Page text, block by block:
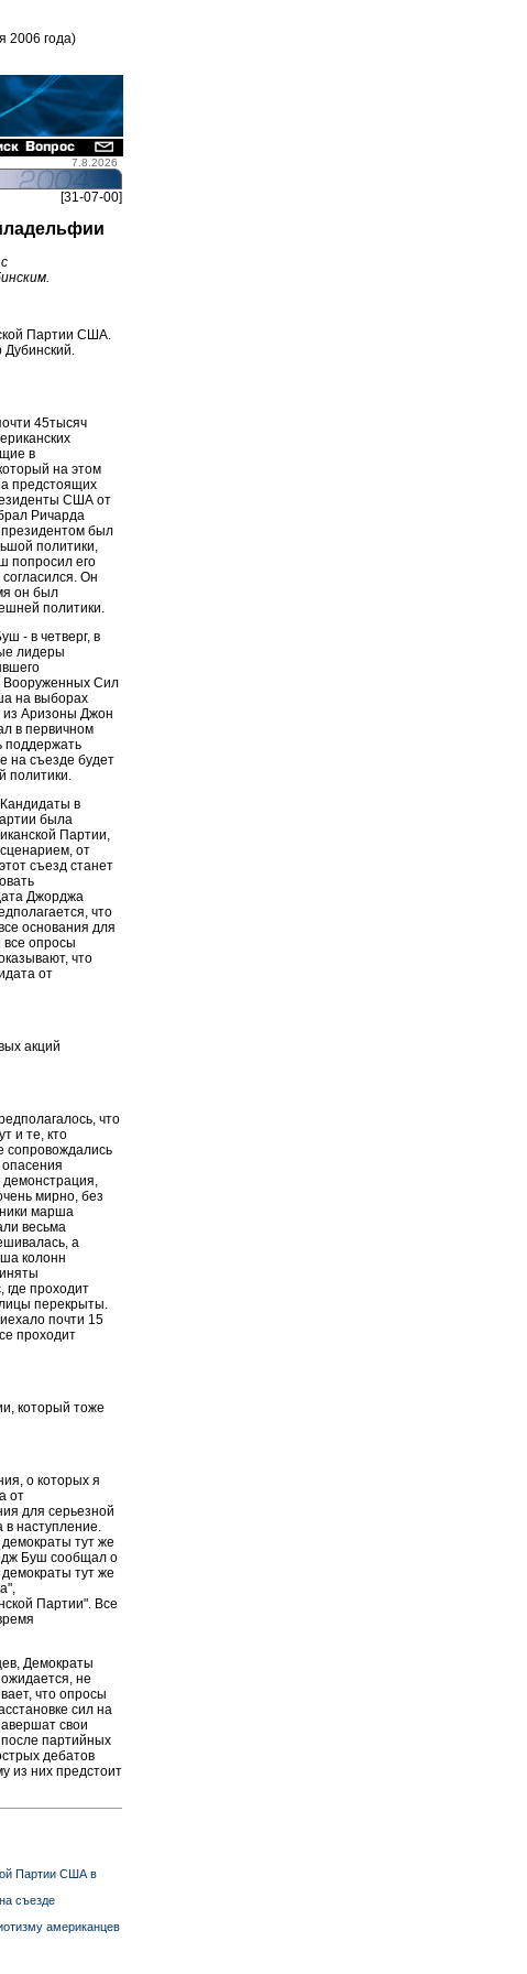
2006 года)
7.8.2026
[31-07-00]
Партии США.
45тысяч
в
на этом
предстоящих
США от
Ричарда
был
политики,
попросил его
Он
он был
политики.
- в четверг, в
лидеры
Вооруженных Сил
на выборах
из Аризоны Джон
в первичном
поддержать
на съезде будет
в
была
Партии,
от
съезд станет
Джорджа
что
основания для
все опросы
что
от
акций
что
и те, кто
сопровождались
мирно, без
марша
весьма
а
колонн
проходит
перекрыты.
почти 15
проходит
который тоже
о которых я
от
для серьезной
наступление.
тут же
Буш сообщал о
тут же
Партии". Все
Демократы
не
что опросы
сил на
свои
партийных
дебатов
из них предстоит
Партии США в
съезде
американцев